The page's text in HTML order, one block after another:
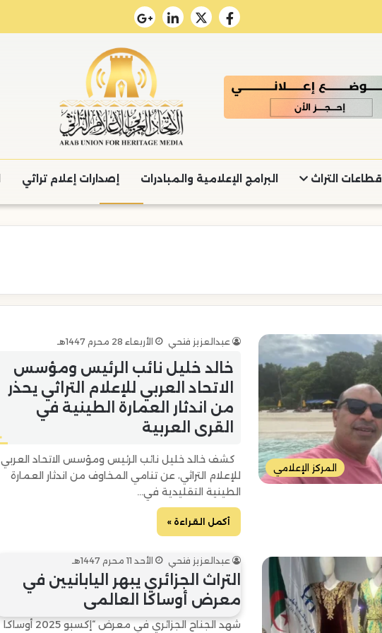
قطاعات التراث البرامج الإعلامية والمبادرات إصدارات إعلام تراثي
المركز الإعلامي
عبدالعزيز فتحي الأربعاء 28 محرم 1447هـ
خالد خليل نائب الرئيس ومؤسس
الاتحاد العربي للإعلام التراثي يحذر
من اندثار العمارة الطينية في
القرى العربية
كشف خالد خليل نائب الرئيس ومؤسس الاتحاد العربي
للإعلام التراثي، عن تنامي المخاوف من اندثار العمارة
الطينية التقليدية في…
أكمل القراءة »
عبدالعزيز فتحي الأحد 11 محرم 1447هـ
التراث الجزائري يبهر اليابانيين في
معرض أوساكا العالمي
شهد الجناح الجزائري في معرض “إكسبو 2025 أوساكا